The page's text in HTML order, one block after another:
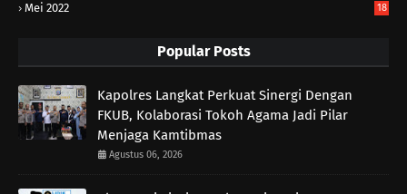
Mei 2022 18
Popular Posts
Kapolres Langkat Perkuat Sinergi Dengan
FKUB, Kolaborasi Tokoh Agama Jadi Pilar
Menjaga Kamtibmas
Agustus 06, 2026